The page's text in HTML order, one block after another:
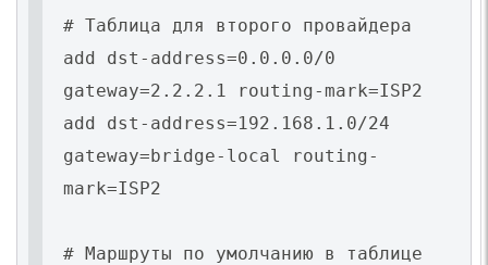
# Таблица для второго провайдера
add dst-address=0.0.0.0/0
gateway=2.2.2.1 routing-mark=ISP2
add dst-address=192.168.1.0/24
gateway=bridge-local routing-
mark=ISP2
# Маршруты по умолчанию в таблице